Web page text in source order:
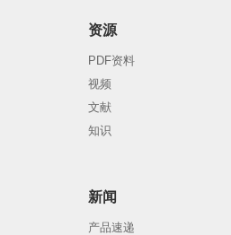
资源
PDF资料
视频
文献
知识
新闻
产品速递